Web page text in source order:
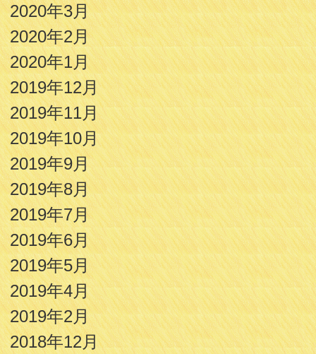
2020年3月
2020年2月
2020年1月
2019年12月
2019年11月
2019年10月
2019年9月
2019年8月
2019年7月
2019年6月
2019年5月
2019年4月
2019年2月
2018年12月